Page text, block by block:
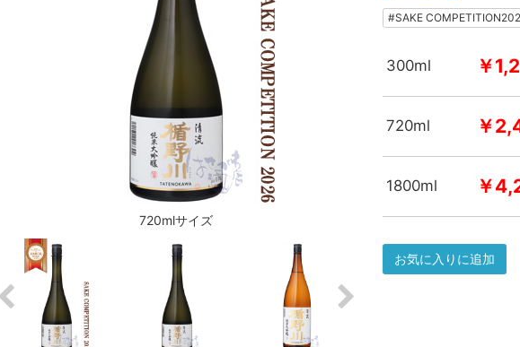
720mlサイズ
#SAKE
300ml ￥
720ml ￥
1800ml ￥
お気に入りに追加